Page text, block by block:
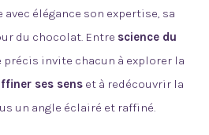
avec élégance son expertise, sa
du chocolat. Entre science du
précis invite chacun à explorer la
ses senset à redécouvrir la
un angle éclairé et raffiné.